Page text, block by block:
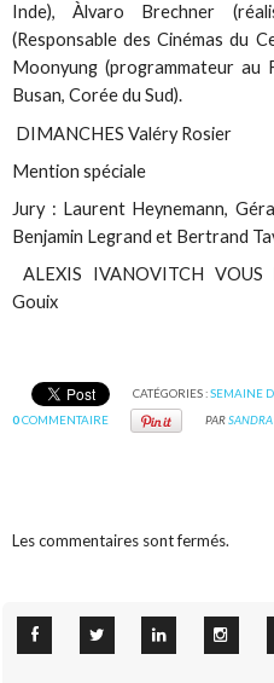
Inde), Àlvaro Brechner
(Responsable des Cinémas du
Moonyung (programmateur au
Busan, Corée du Sud).
DIMANCHES Valéry Rosier
Mention spéciale
Jury : Laurent Heynemann,
Benjamin Legrand et Bertrand
ALEXIS IVANOVITCH
Gouix
CATÉGORIES :SEMAINE
0COMMENTAIRE PAR
Les commentaires sont fermés.